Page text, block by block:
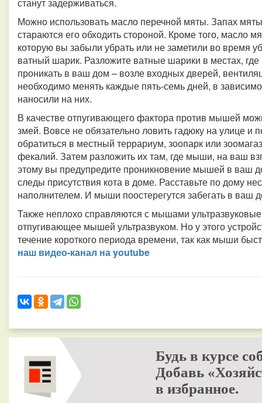
Можно использовать масло перечной мяты. Запах
стараются его обходить стороной. Кроме того, масло
которую вы забыли убрать или не заметили во время
ватный шарик. Разложите ватные шарики в местах,
проникать в ваш дом – возле входных дверей,
необходимо менять каждые пять-семь дней, в
наносили на них.
В качестве отпугивающего фактора против мышей
змей. Вовсе не обязательно ловить гадюку на улице
обратиться в местный террариум, зоопарк или
фекалий. Затем разложить их там, где мыши, на ваш
этому вы предупредите проникновение мышей в ваш
следы присутствия кота в доме. Расставьте по дому
наполнителем. И мыши поостерегутся забегать в ваш
Также неплохо справляются с мышами ультразвуковые
отпугивающее мышей ультразвуком. Но у этого
течение короткого периода времени, так как мыши
наш видео-канал на youtube
Будь в курсе
Добавь
в избранное.